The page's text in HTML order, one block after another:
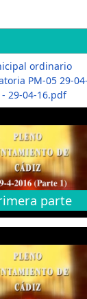
ordinario
PM-05 29-
- 29-04-16.pdf
parte